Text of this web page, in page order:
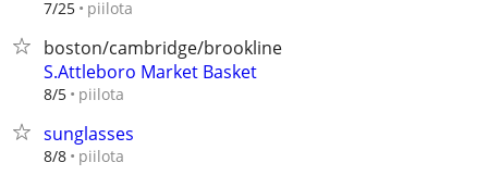
7/25 piilota
boston/cambridge/brookline
S.Attleboro Market Basket
8/5 piilota
sunglasses
8/8 piilota